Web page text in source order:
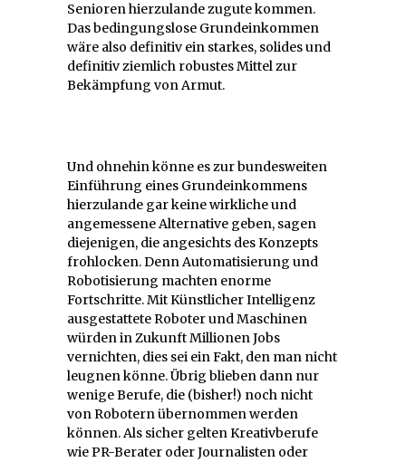
Senioren hierzulande zugute kommen.
Das bedingungslose Grundeinkommen
wäre also definitiv ein starkes, solides und
definitiv ziemlich robustes Mittel zur
Bekämpfung von Armut.
Und ohnehin könne es zur bundesweiten
Einführung eines Grundeinkommens
hierzulande gar keine wirkliche und
angemessene Alternative geben, sagen
diejenigen, die angesichts des Konzepts
frohlocken. Denn Automatisierung und
Robotisierung machten enorme
Fortschritte. Mit Künstlicher Intelligenz
ausgestattete Roboter und Maschinen
würden in Zukunft Millionen Jobs
vernichten, dies sei ein Fakt, den man nicht
leugnen könne. Übrig blieben dann nur
wenige Berufe, die (bisher!) noch nicht
von Robotern übernommen werden
können. Als sicher gelten Kreativberufe
wie PR-Berater oder Journalisten oder